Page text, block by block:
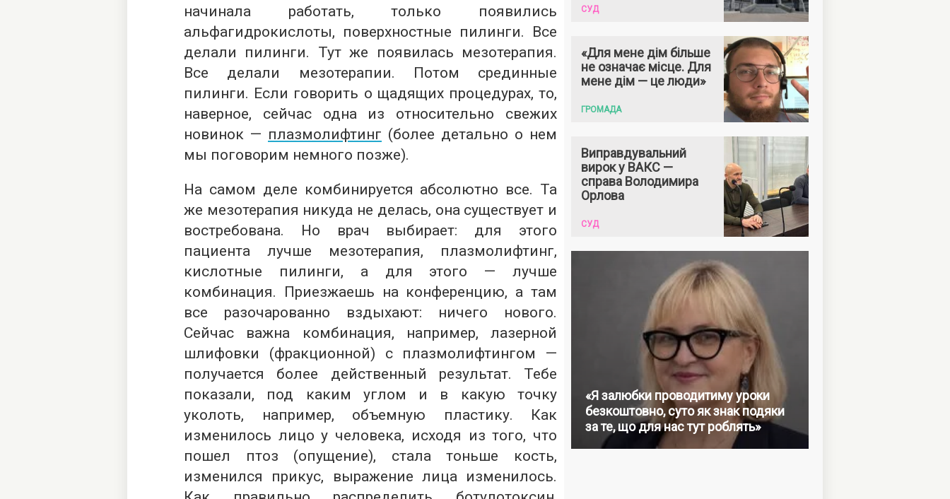
начинала работать, только появились
альфагидрокислоты, поверхностные пилинги. Все
делали пилинги. Тут же появилась мезотерапия.
Все делали мезотерапии. Потом срединные
пилинги. Если говорить о щадящих процедурах, то,
наверное, сейчас одна из относительно свежих
новинок — плазмолифтинг (более детально о нем
мы поговорим немного позже).
На самом деле комбинируется абсолютно все. Та
же мезотерапия никуда не делась, она существует и
востребована. Но врач выбирает: для этого
пациента лучше мезотерапия, плазмолифтинг,
кислотные пилинги, а для этого — лучше
комбинация. Приезжаешь на конференцию, а там
все разочарованно вздыхают: ничего нового.
Сейчас важна комбинация, например, лазерной
шлифовки (фракционной) с плазмолифтингом —
получается более действенный результат. Тебе
показали, под каким углом и в какую точку
уколоть, например, объемную пластику. Как
изменилось лицо у человека, исходя из того, что
пошел птоз (опущение), стала тоньше кость,
изменился прикус, выражение лица изменилось.
СУД
«Для мене дім більше
не означає місце. Для
мене дім — це люди»
ГРОМАДА
Виправдувальний
вирок у ВАКС —
справа Володимира
Орлова
СУД
«Я залюбки проводитиму уроки
безкоштовно, суто як знак подяки
за те, що для нас тут роблять»